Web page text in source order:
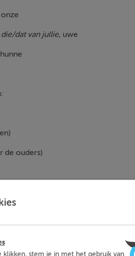
die/dat van jullie, uwe
de ouders)
stem je in met het gebruik van